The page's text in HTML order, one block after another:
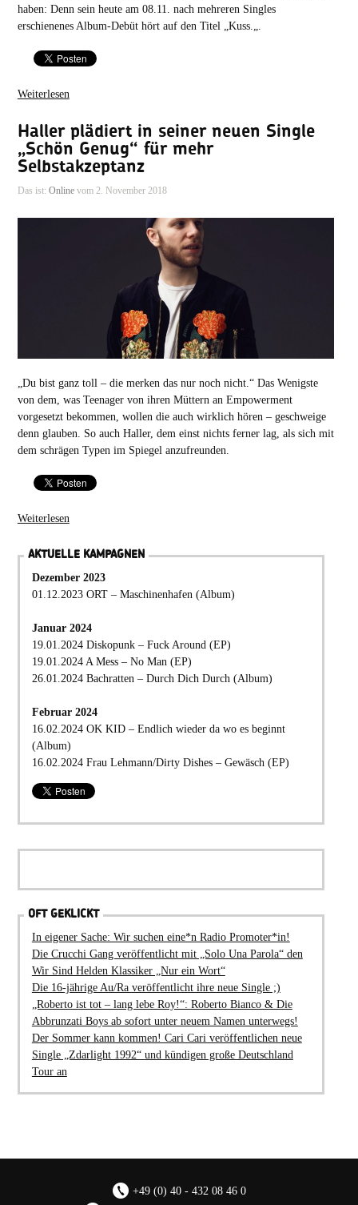
haben: Denn sein heute am 08.11. nach mehreren Singles
erschienenes Album-Debüt hört auf den Titel „Kuss.„.
Weiterlesen
Haller plädiert in seiner neuen Single
„Schön Genug“ für mehr
Selbstakzeptanz
Das ist: Onlinevom 2. November 2018
„Du bist ganz toll – die merken das nur noch nicht.“ Das Wenigste
von dem, was Teenager von ihren Müttern an Empowerment
vorgesetzt bekommen, wollen die auch wirklich hören – geschweige
denn glauben. So auch Haller, dem einst nichts ferner lag, als sich mit
dem schrägen Typen im Spiegel anzufreunden.
Weiterlesen
AKTUELLE KAMPAGNEN
Dezember 2023
01.12.2023 ORT – Maschinenhafen (Album)
Januar 2024
19.01.2024 Diskopunk – Fuck Around (EP)
19.01.2024 A Mess – No Man (EP)
26.01.2024 Bachratten – Durch Dich Durch (Album)
Februar 2024
16.02.2024 OK KID – Endlich wieder da wo es beginnt
(Album)
16.02.2024 Frau Lehmann/Dirty Dishes – Gewäsch (EP)
OFT GEKLICKT
In eigener Sache: Wir suchen eine*n Radio Promoter*in!
Die Crucchi Gang veröffentlicht mit „Solo Una Parola“ den
Wir Sind Helden Klassiker „Nur ein Wort“
Die 16-jährige Au/Ra veröffentlicht ihre neue Single ;)
„Roberto ist tot – lang lebe Roy!“: Roberto Bianco & Die
Abbrunzati Boys ab sofort unter neuem Namen unterwegs!
Der Sommer kann kommen! Cari Cari veröffentlichen neue
Single „Zdarlight 1992“ und kündigen große Deutschland
Tour an
+49 (0) 40 - 432 08 46 0